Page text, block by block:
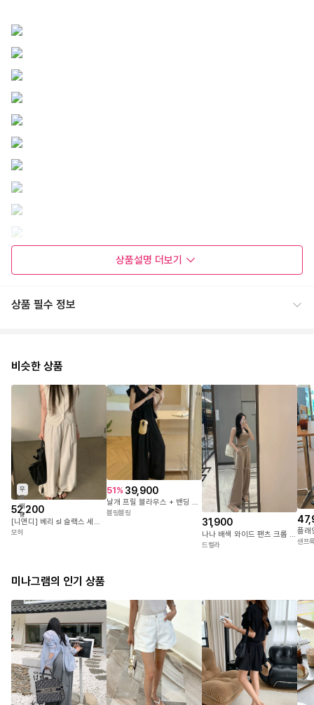
상품설명 더보기
상품 필수 정보
비슷한 상품
무
료
배
송
52,200
모허
51% 39,900
날개 프릴 블라우스 + 밴딩 와이드 팬츠 (3color)
블링블링
31,900
나나 배색 와이드 팬츠 크롭 나시 세트 (2color)
드벨라
플래
샌프
미나그램의 인기 상품